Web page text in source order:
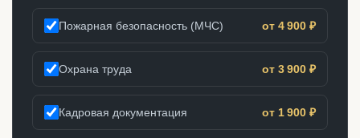
Пожарная безопасность (МЧС) от 4 900 ₽
Охрана труда от 3 900 ₽
Кадровая документация от 1 900 ₽